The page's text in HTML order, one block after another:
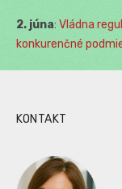
2. júna: Vládna
konkurenčné
KONTAKT